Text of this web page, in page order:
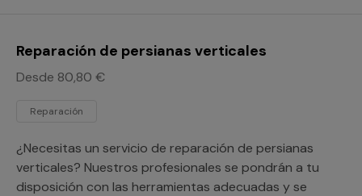
Reparación de persianas verticales
Desde 80,80 €
Reparación
¿Necesitas un servicio de reparación de persianas
verticales? Nuestros profesionales se pondrán a tu
disposición con las herramientas adecuadas y se